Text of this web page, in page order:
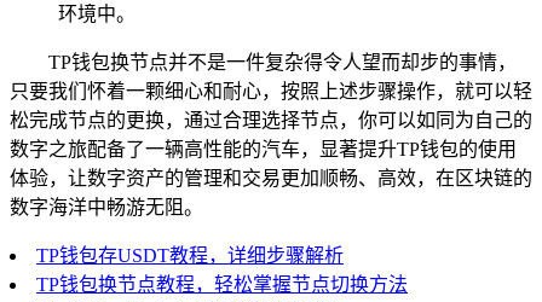
环境中。
TP钱包换节点并不是一件复杂得令人望而却步的事情，
只要我们怀着一颗细心和耐心，按照上述步骤操作，就可以轻
松完成节点的更换，通过合理选择节点，你可以如同为自己的
数字之旅配备了一辆高性能的汽车，显著提升TP钱包的使用
体验，让数字资产的管理和交易更加顺畅、高效，在区块链的
数字海洋中畅游无阻。
TP钱包存USDT教程，详细步骤解析
TP钱包换节点教程，轻松掌握节点切换方法